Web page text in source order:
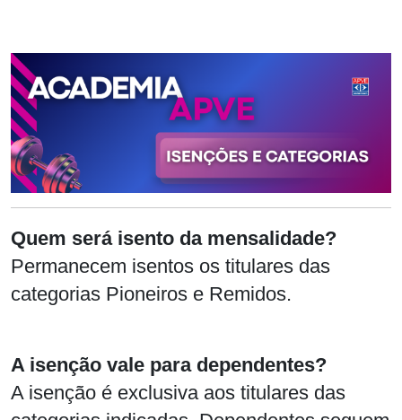
Quem será isento da mensalidade?
Permanecem isentos os titulares das
categorias Pioneiros e Remidos.
A isenção vale para dependentes?
A isenção é exclusiva aos titulares das